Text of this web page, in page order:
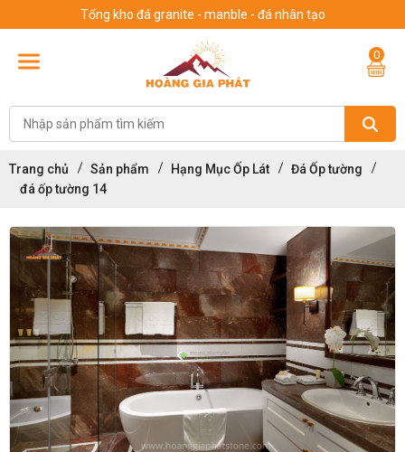
Tổng kho đá granite - manble - đá nhân tạo
0
Trang chủ Sản phẩm Hạng Mục Ốp Lát
Đá Ốp tường
đá ốp tường 14